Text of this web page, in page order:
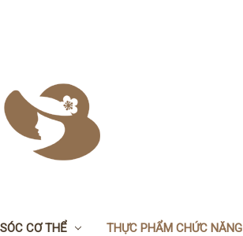
CƠ THỂ THỰC PHẨM CHỨC NĂNG